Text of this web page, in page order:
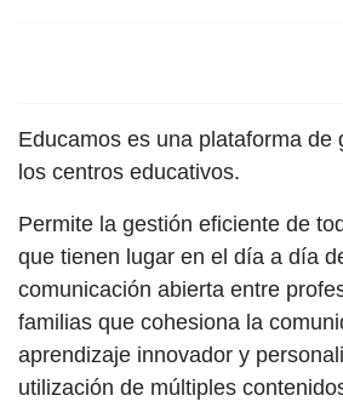
Educamos es una plataforma de
los centros educativos.
Permite la gestión eficiente de
que tienen lugar en el día a día
comunicación abierta entre
familias que cohesiona la
aprendizaje innovador y
utilización de múltiples